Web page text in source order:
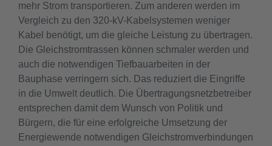
mehr Strom transportieren. Zum anderen werden im
Vergleich zu den 320-kV-Kabelsystemen weniger
Kabel benötigt, um die gleiche Leistung zu übertragen.
Die Gleichstromtrassen können schmaler werden und
auch die notwendigen Tiefbauarbeiten in der
Bauphase verringern sich. Das reduziert die Eingriffe
in die Umwelt deutlich. Die Übertragungsnetzbetreiber
entsprechen damit dem Wunsch von Politik und
Bürgern, die für eine erfolgreiche Umsetzung der
Energiewende notwendigen Gleichstromverbindungen